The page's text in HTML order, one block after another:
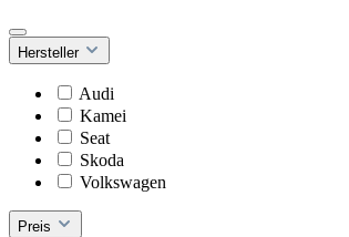
Hersteller
Audi
Kamei
Seat
Skoda
Volkswagen
Preis